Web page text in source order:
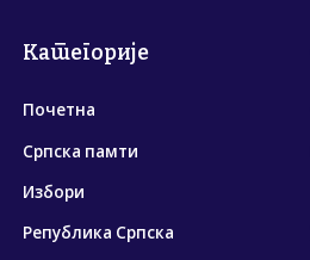
Категорије
Почетна
Српска памти
Избори
Република Српска